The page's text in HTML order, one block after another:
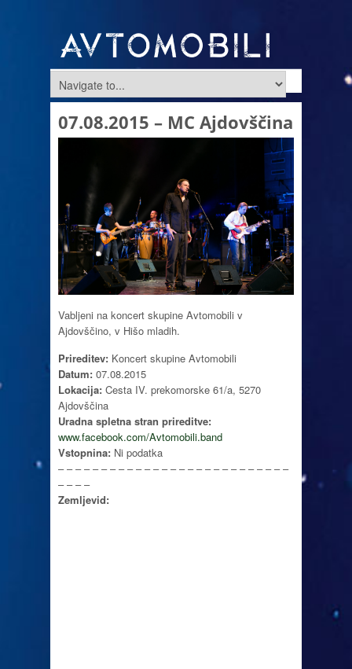
07.08.2015 – MC Ajdovščina
Vabljeni na koncert skupine Avtomobili v
Ajdovščino, v Hišo mladih.
Prireditev: Koncert skupine Avtomobili
Datum: 07.08.2015
Lokacija: Cesta IV. prekomorske 61/a, 5270
Ajdovščina
Uradna spletna stran prireditve:
www.facebook.com/Avtomobili.band
Vstopnina: Ni podatka
– – – – – – – – – – – – – – – – – – – – – – – – – – –
– – – –
Zemljevid: